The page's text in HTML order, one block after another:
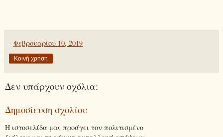
- Φεβρουαρίου 10, 2019
Κοινή χρήση
Δεν υπάρχουν σχόλια:
Δημοσίευση σχολίου
Η ιστοσελίδα μας προάγει τον πολιτισμένο